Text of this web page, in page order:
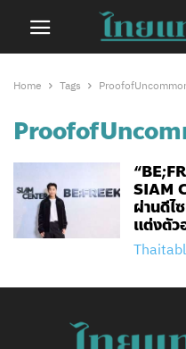
Home Tags
SIAM
ผ่านดีไ
แต่งตัว